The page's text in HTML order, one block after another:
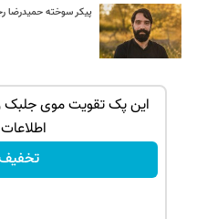
پیکر سوخته حمیدرضا
این پک تقویت موی